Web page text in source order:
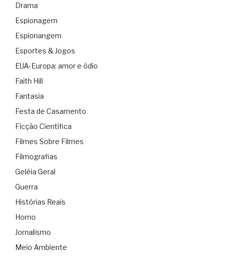
Drama
Espionagem
Espionangem
Esportes & Jogos
EUA-Europa: amor e ódio
Faith Hill
Fantasia
Festa de Casamento
Ficção Científica
Filmes Sobre Filmes
Filmografias
Geléia Geral
Guerra
Histórias Reais
Homo
Jornalismo
Meio Ambiente